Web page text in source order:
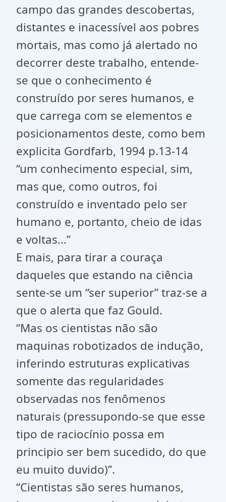
campo das grandes descobertas,
distantes e inacessível aos pobres
mortais, mas como já alertado no
decorrer deste trabalho, entende-
se que o conhecimento é
construído por seres humanos, e
que carrega com se elementos e
posicionamentos deste, como bem
explicita Gordfarb, 1994 p.13-14
“um conhecimento especial, sim,
mas que, como outros, foi
construído e inventado pelo ser
humano e, portanto, cheio de idas
e voltas...”
E mais, para tirar a couraça
daqueles que estando na ciência
sente-se um “ser superior” traz-se a
que o alerta que faz Gould.
“Mas os cientistas não são
maquinas robotizados de indução,
inferindo estruturas explicativas
somente das regularidades
observadas nos fenômenos
naturais (pressupondo-se que esse
tipo de raciocínio possa em
principio ser bem sucedido, do que
eu muito duvido)”.
“Cientistas são seres humanos,